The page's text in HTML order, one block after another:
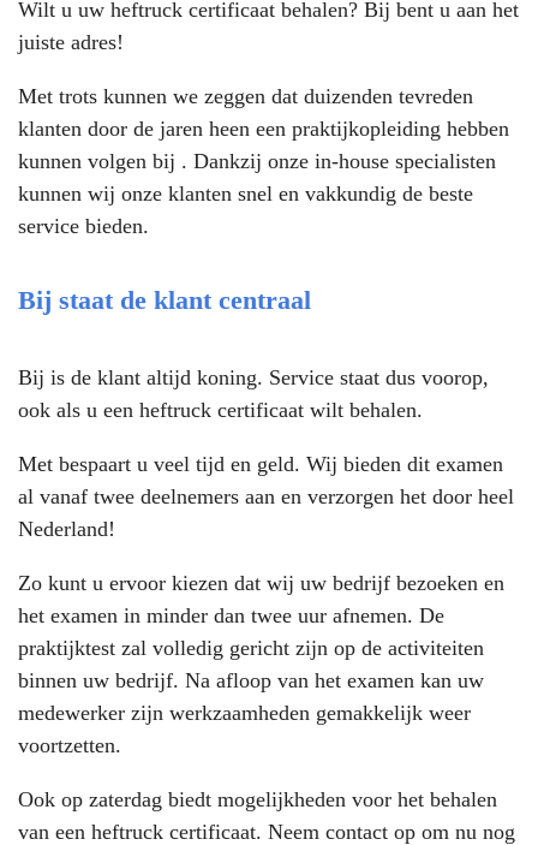
Wilt u uw heftruck certificaat behalen? Bij bent u aan het
juiste adres!
Met trots kunnen we zeggen dat duizenden tevreden
klanten door de jaren heen een praktijkopleiding hebben
kunnen volgen bij . Dankzij onze in-house specialisten
kunnen wij onze klanten snel en vakkundig de beste
service bieden.
Bij staat de klant centraal
Bij is de klant altijd koning. Service staat dus voorop,
ook als u een heftruck certificaat wilt behalen.
Met bespaart u veel tijd en geld. Wij bieden dit examen
al vanaf twee deelnemers aan en verzorgen het door heel
Nederland!
Zo kunt u ervoor kiezen dat wij uw bedrijf bezoeken en
het examen in minder dan twee uur afnemen. De
praktijktest zal volledig gericht zijn op de activiteiten
binnen uw bedrijf. Na afloop van het examen kan uw
medewerker zijn werkzaamheden gemakkelijk weer
voortzetten.
Ook op zaterdag biedt mogelijkheden voor het behalen
van een heftruck certificaat. Neem contact op om nu nog